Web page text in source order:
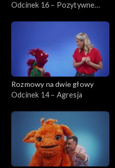
Odcinek 16 – Pozytywne
Rozmowy na dwie głowy
Odcinek 14 – Agresja